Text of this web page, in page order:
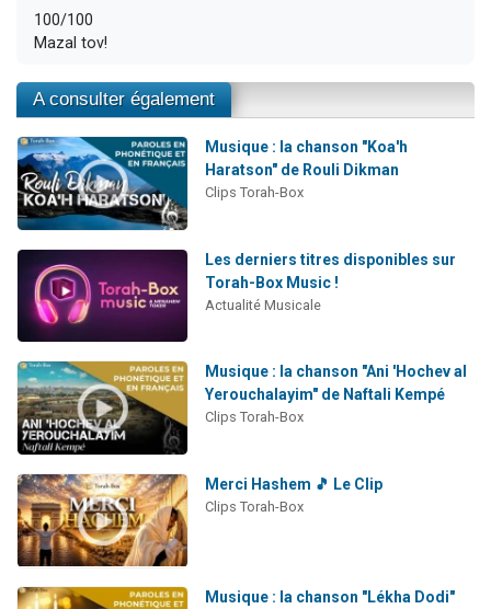
100/100
Mazal tov!
A consulter également
Musique : la chanson "Koa'h
Haratson" de Rouli Dikman
Clips Torah-Box
Les derniers titres disponibles sur
Torah-Box Music !
Actualité Musicale
Musique : la chanson "Ani 'Hochev al
Yerouchalayim" de Naftali Kempé
Clips Torah-Box
Merci Hashem 🎵 Le Clip
Clips Torah-Box
Musique : la chanson "Lékha Dodi"